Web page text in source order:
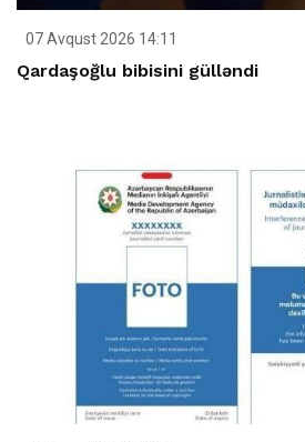
07 Avqust 2026 14:11
Qardaşoğlu bibisini gülləndi